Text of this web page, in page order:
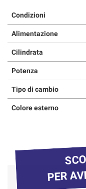
Condizioni
Alimentazione
Cilindrata
Potenza
Tipo di cambio
Colore esterno
PER
e
sul
funzionamento
di
questi
strumenti
di
si
rimanda
rivedere
e
modificare
le